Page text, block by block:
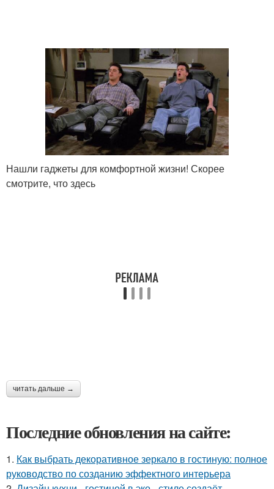
Нашли гаджеты для комфортной жизни! Скорее
смотрите, что здесь
читать дальше →
Последние обновления на сайте:
1. Как выбрать декоративное зеркало в гостиную: полное
руководство по созданию эффектного интерьера